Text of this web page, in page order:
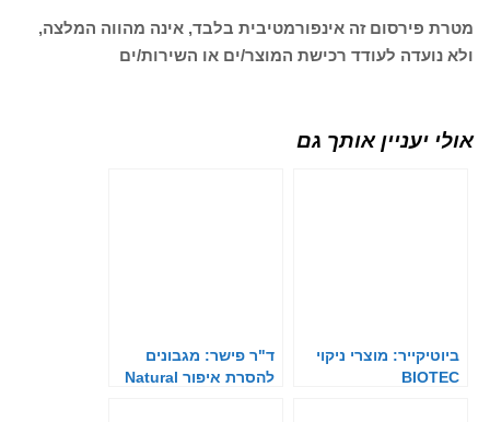
מטרת פירסום זה אינפורמטיבית בלבד, אינה מהווה המלצה,
ולא נועדה לעודד רכישת המוצר/ים או השירות/ים
אולי יעניין אותך גם
ביוטיקייר: מוצרי ניקוי
BIOTEC
ד"ר פישר: מגבונים
להסרת איפור Natural